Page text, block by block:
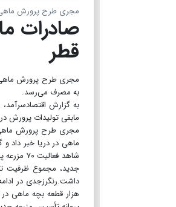
مجری طرح پرورش ماهی
صادرات
قطر
مجری طرح پرورش ماهی
به مصرف می‌رسد.
به گزارش
مابقی تولیدات پرورش